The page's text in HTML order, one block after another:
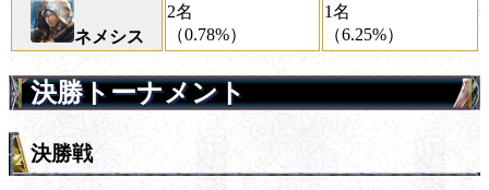
ネメシス
2名
（0.78%）
1名
（6.25%）
決勝トーナメント
決勝戦